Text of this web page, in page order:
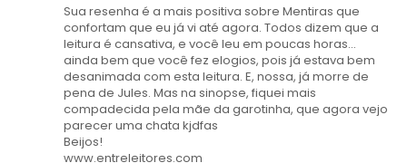
Sua resenha é a mais positiva sobre Mentiras que
confortam que eu já vi até agora. Todos dizem que a
leitura é cansativa, e você leu em poucas horas...
ainda bem que você fez elogios, pois já estava bem
desanimada com esta leitura. E, nossa, já morre de
pena de Jules. Mas na sinopse, fiquei mais
compadecida pela mãe da garotinha, que agora vejo
parecer uma chata kjdfas
Beijos!
www.entreleitores.com